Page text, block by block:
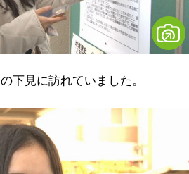
下見に訪れていました。